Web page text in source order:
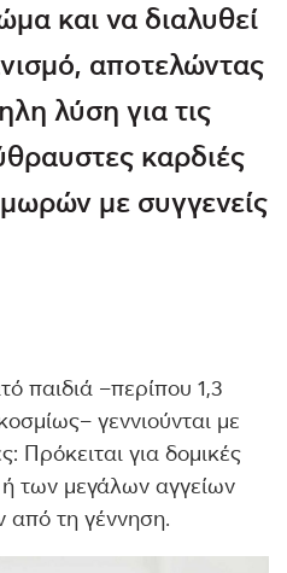
και να διαλυθεί
αποτελώντας
λύση για τις
καρδιές
με συγγενείς
παιδιά –περίπου 1,3
γεννιούνται με
Πρόκειται για δομικές
των μεγάλων αγγείων
από τη γέννηση.